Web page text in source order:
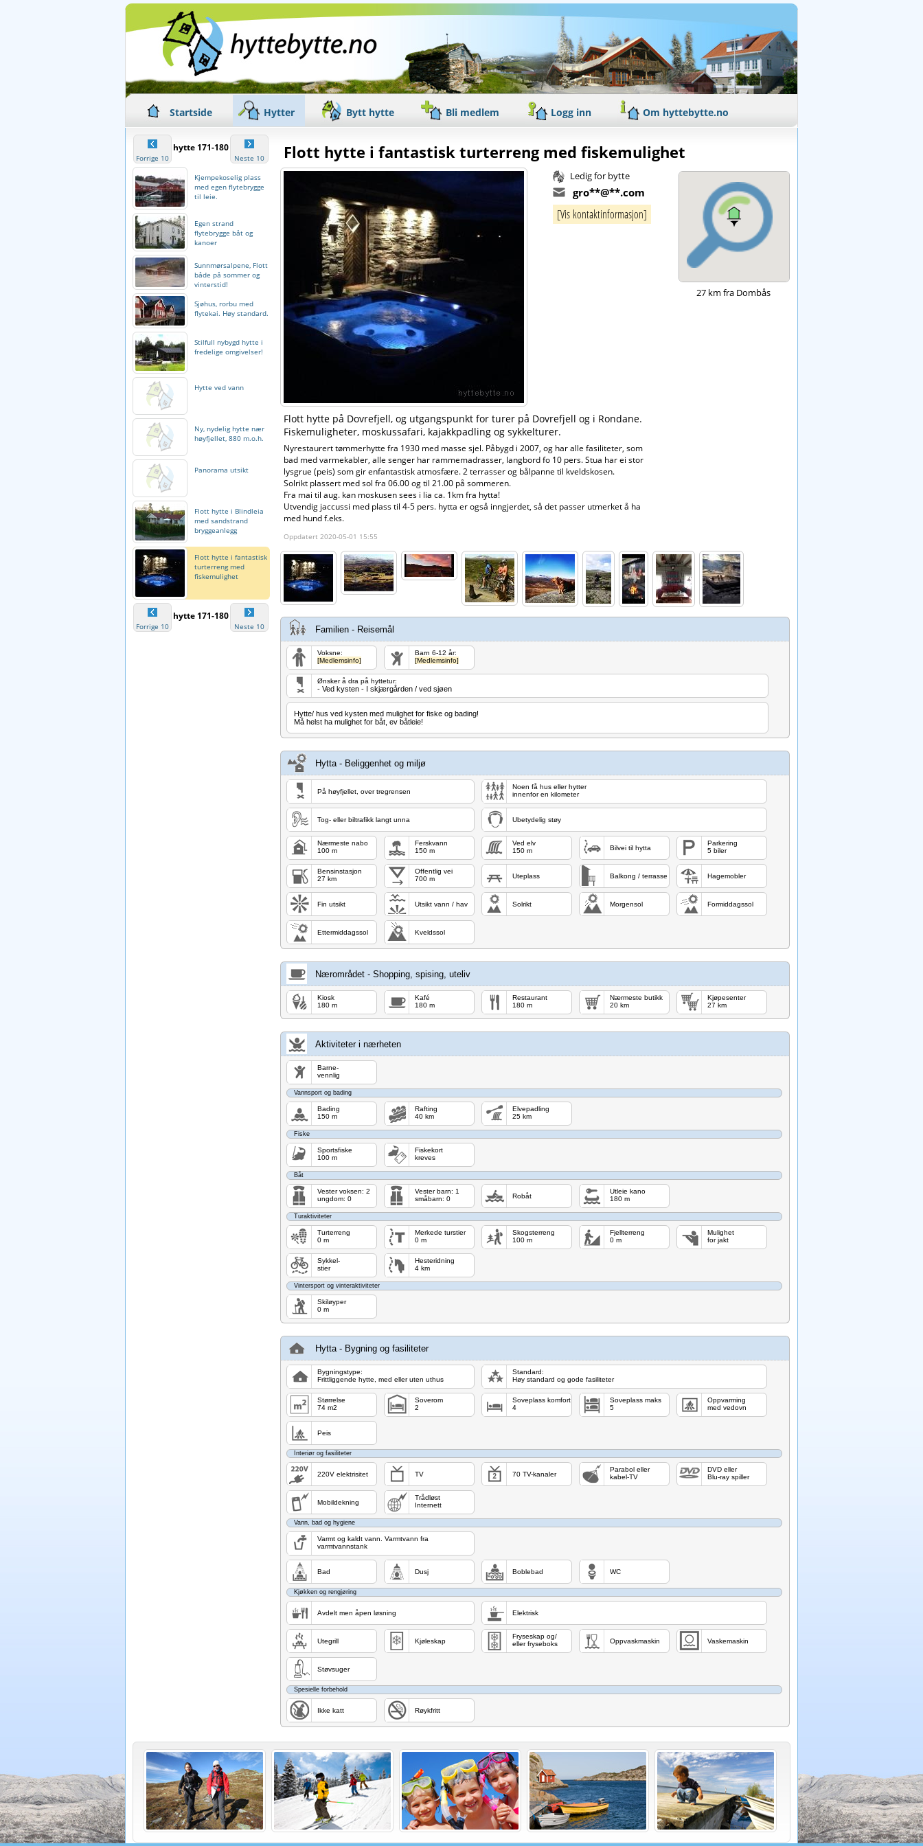
Startside Hytter Bytt hytte Bli medlem Logg inn Om hyttebytte.no
Forrige 10
hytte 171-180
Neste 10
Kjempekoselig plass
med egen flytebrygge
til leie.
Egen strand
flytebrygge båt og
kanoer
Sunnmørsalpene, Flott
både på sommer og
vinterstid!
Sjøhus, rorbu med
flytekai. Høy standard.
Stilfull nybygd hytte i
fredelige omgivelser!
Hytte ved vann
Ny, nydelig hytte nær
høyfjellet, 880 m.o.h.
Panorama utsikt
Flott hytte i Blindleia
med sandstrand
bryggeanlegg
Flott hytte i fantastisk
turterreng med
fiskemulighet
Forrige 10
hytte 171-180
Neste 10
Flott hytte i fantastisk turterreng med fiskemulighet
Ledig for bytte
gro**@**.com
[Vis kontaktinformasjon]
Flott hytte på Dovrefjell, og utgangspunkt for turer på Dovrefjell og i Rondane.
Fiskemuligheter, moskussafari, kajakkpadling og sykkelturer.
Nyrestaurert tømmerhytte fra 1930 med masse sjel. Påbygd i 2007, og har alle fasiliteter, som
bad med varmekabler, alle senger har rammemadrasser, langbord fo 10 pers. Stua har ei stor
lysgrue (peis) som gir enfantastisk atmosfære. 2 terrasser og bålpanne til kveldskosen.
Solrikt plassert med sol fra 06.00 og til 21.00 på sommeren.
Fra mai til aug. kan moskusen sees i lia ca. 1km fra hytta!
Utvendig jaccussi med plass til 4-5 pers. hytta er også inngjerdet, så det passer utmerket å ha
med hund f.eks.
Oppdatert 2020-05-01 15:55
27 km fra Dombås
Familien - Reisemål
Voksne:
[Medlemsinfo]
Barn 6-12 år:
[Medlemsinfo]
Ønsker å dra på hyttetur:
- Ved kysten - I skjærgården / ved sjøen
Hytte/ hus ved kysten med mulighet for fiske og bading!
Må helst ha mulighet for båt, ev båtleie!
Hytta - Beliggenhet og miljø
På høyfjellet, over tregrensen
Noen få hus eller hytter
innenfor en kilometer
Tog- eller biltrafikk langt unna Ubetydelig støy
Nærmeste nabo
100 m
Ferskvann
150 m
Ved elv
150 m
Bilvei til hytta
Parkering
5 biler
Bensinstasjon
27 km
Offentlig vei
700 m
Uteplass Balkong / terrasse Hagemobler
Fin utsikt Utsikt vann / hav Solrikt Morgensol Formiddagssol
Ettermiddagssol Kveldssol
Nærområdet - Shopping, spising, uteliv
Kiosk
180 m
Kafé
180 m
Restaurant
180 m
Nærmeste butikk
20 km
Kjøpesenter
27 km
Aktiviteter i nærheten
Barne-
vennlig
Vannsport og bading
Bading
150 m
Rafting
40 km
Elvepadling
25 km
Fiske
Sportsfiske
100 m
Fiskekort
kreves
Båt
Vester voksen: 2
ungdom: 0
Vester barn: 1
småbarn: 0
Robåt
Utleie kano
180 m
Turaktiviteter
Turterreng
0 m
Merkede turstier
0 m
Skogsterreng
100 m
Fjellterreng
0 m
Mulighet
for jakt
Sykkel-
stier
Hesteridning
4 km
Vintersport og vinteraktiviteter
Skiløyper
0 m
Hytta - Bygning og fasiliteter
Bygningstype:
Frittliggende hytte, med eller uten uthus
Standard:
Høy standard og gode fasiliteter
Størrelse
74 m2
Soverom
2
Soveplass komfort
4
Soveplass maks
5
Oppvarming
med vedovn
Peis
Interiør og fasiliteter
220V elektrisitet TV 70 TV-kanaler
Parabol eller
kabel-TV
DVD eller
Blu-ray spiller
Mobildekning
Trådløst
Internett
Vann, bad og hygiene
Varmt og kaldt vann. Varmtvann fra
varmtvannstank
Bad Dusj Boblebad WC
Kjøkken og rengjøring
Avdelt men åpen løsning Elektrisk
Utegrill Kjøleskap
Fryseskap og/
eller fryseboks
Oppvaskmaskin Vaskemaskin
Støvsuger
Spesielle forbehold
Ikke katt Røykfritt